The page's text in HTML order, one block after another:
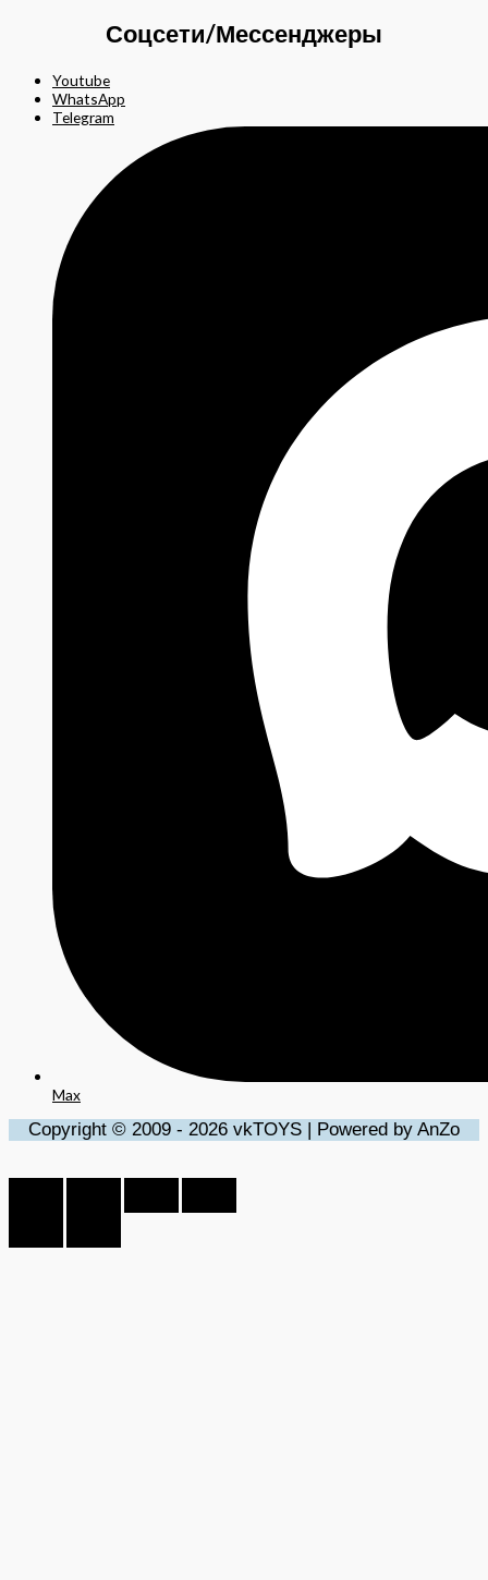
Соцсети/Мессенджеры
Youtube
WhatsApp
Telegram
Max
Copyright © 2009 - 2026 vkTOYS | Powered by AnZo